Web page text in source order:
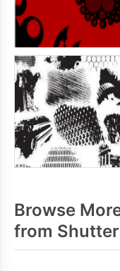
Browse
from